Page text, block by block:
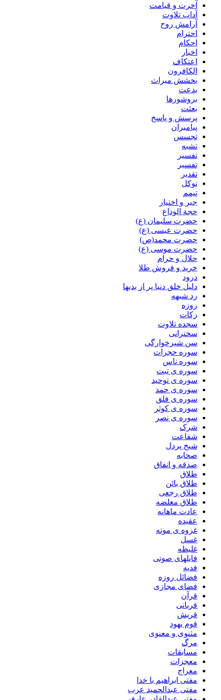
آخرت و قیامت
آداب تلاوت
آرامش روح
احترام
احکام
اخبار
اعتکاف
الکافرون
بخشش میراث
بدعت
بروشورها
بعثت
پرسش و پاسخ
پیامبران
تجسس
تشبه
تفسیر
تفسیر
تقدیر
توکل
تیمم
جبر و اختیار
حجة الوداع
حضرت سلیمان (ع)
حضرت عیسی (ع)
حضرت محمد(ص)
حضرت موسی (ع)
حلال و حرام
خرید و فروش طلا
درود
دلیل خلق دنیا پر از بدیها
رد شبهه
روزه
زکات
سجده تلاوت
سخنرانی
سن شیرخوارگی
سوره حجرات
سوره ناس
سوره ی تبت
سوره ی توحید
سوره ی حمد
سوره ی فلق
سوره ی کوثر
سوره ی نصر
شرک
شفاعت
شیخ پردل
صحابه
صدقه و انفاق
طلاق
طلاق بائن
طلاق رجعی
طلاق مغلضه
عادت ماهانه
عقیده
غزوه ی موته
غسل
غلیظه
فایلهای صوتی
فدیه
فضائل روزه
فضای مجازی
قرآن
قربانی
قریش
قوم یهود
مثنوی و معنوی
مرگ
مسابقات
معجزات
معراج
مفتی ابراهیم با خدا
مفتی عبدالحمید عرب